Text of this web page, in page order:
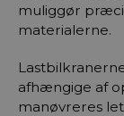
muliggør
materialerne.
afhængige af
manøvreres